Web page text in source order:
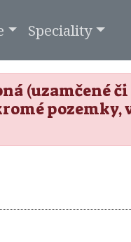
Speciality
(uzamčené
pozemky,